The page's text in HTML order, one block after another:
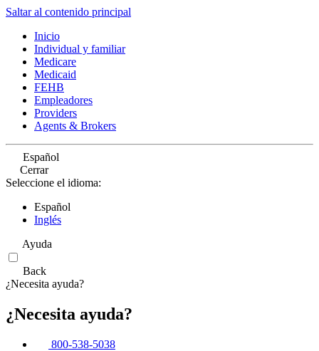
Saltar al contenido principal
Inicio
Individual y familiar
Medicare
Medicaid
FEHB
Empleadores
Providers
Agents & Brokers
Español
Cerrar
Seleccione el idioma:
Español
Inglés
Ayuda
Back
¿Necesita ayuda?
¿Necesita ayuda?
800-538-5038